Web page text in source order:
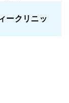
ークリニッ